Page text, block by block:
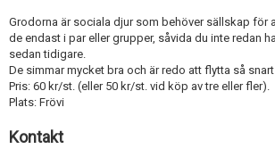
Grodorna är sociala djur som behöver sällskap för
de endast i par eller grupper, såvida du inte redan
sedan tidigare.
De simmar mycket bra och är redo att flytta så
Pris: 60 kr/st. (eller 50 kr/st. vid köp av tre eller fler).
Plats: Frövi
Kontakt